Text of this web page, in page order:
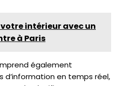
intérieur avec un
à Paris
également
d’information en temps réel,